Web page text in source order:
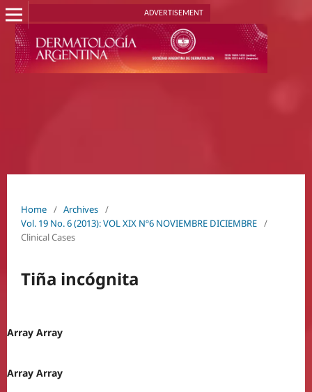
ADVERTISEMENT
Home / Archives /
Vol. 19 No. 6 (2013): VOL XIX Nº6 NOVIEMBRE DICIEMBRE /
Clinical Cases
Tiña incógnita
Array Array
Array Array